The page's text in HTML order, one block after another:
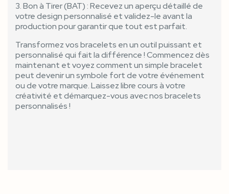
3. Bon à Tirer (BAT) : Recevez un aperçu détaillé de
votre design personnalisé et validez-le avant la
production pour garantir que tout est parfait.
Transformez vos bracelets en un outil puissant et
personnalisé qui fait la différence ! Commencez dès
maintenant et voyez comment un simple bracelet
peut devenir un symbole fort de votre événement
ou de votre marque. Laissez libre cours à votre
créativité et démarquez-vous avec nos bracelets
personnalisés !